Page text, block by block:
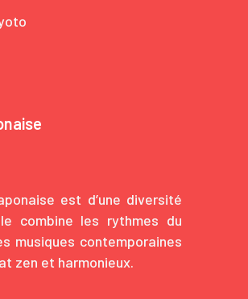
est d’une diversité
combine les rythmes du
musiques contemporaines
zen et harmonieux.